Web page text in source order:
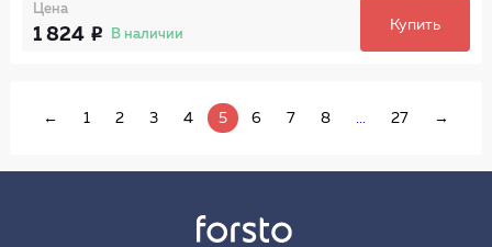
Цена
1 824 В наличии
Купить
← 1 2 3 4 5 6 7 8 ... 27 →